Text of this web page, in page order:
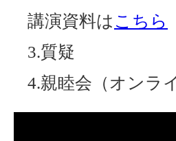
講演資料は こちら
3.質疑
4.親睦会（オンラ